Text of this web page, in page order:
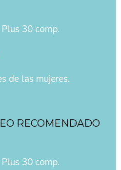
30 comp.
de las mujeres.
RECOMENDADO
30 comp.